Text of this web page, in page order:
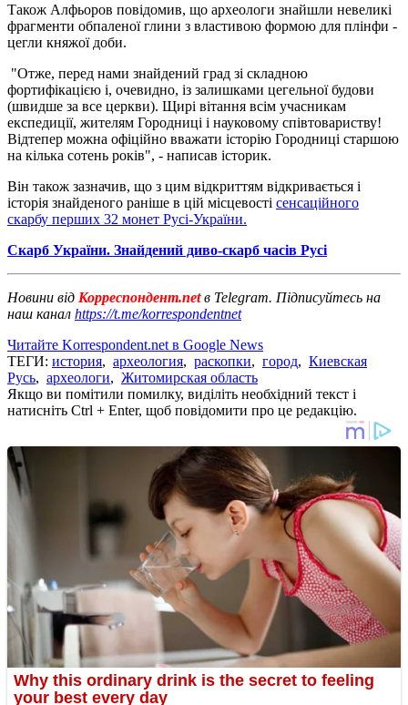
Також Алфьоров повідомив, що археологи знайшли невеликі
фрагменти обпаленої глини з властивою формою для плінфи -
цегли княжої доби.
"Отже, перед нами знайдений град зі складною
фортифікацією і, очевидно, із залишками цегельної будови
(швидше за все церкви). Щирі вітання всім учасникам
експедиції, жителям Городниці і науковому співтовариству!
Відтепер можна офіційно вважати історію Городниці старшою
на кілька сотень років", - написав історик.
Він також зазначив, що з цим відкриттям відкривається і
історія знайденого раніше в цій місцевості сенсаційного
скарбу перших 32 монет Русі-України.
Скарб України. Знайдений диво-скарб часів Русі
Новини від Корреспондент.netв Telegram. Підписуйтесь на
наш канал https://t.me/korrespondentnet
Читайте Korrespondent.net в Google News
ТЕГИ: история, археология, раскопки, город, Киевская
Русь, археологи, Житомирская область
Якщо ви помітили помилку, виділіть необхідний текст і
натисніть Ctrl + Enter, щоб повідомити про це редакцію.